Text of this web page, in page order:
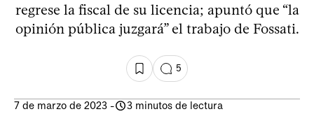
regrese la fiscal de su licencia; apuntó que “la
opinión pública juzgará” el trabajo de Fossati.
5
7 de marzo de 2023 - 3 minutos de lectura